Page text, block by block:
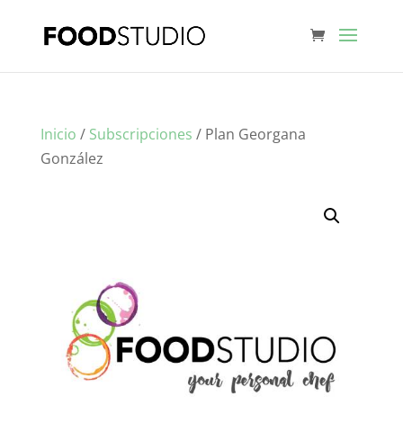
Inicio / Subscripciones / Plan Georgana
González